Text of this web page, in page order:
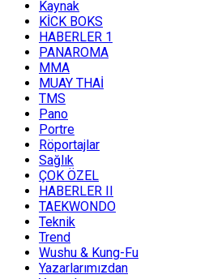
Kaynak
KİCK BOKS
HABERLER 1
PANAROMA
MMA
MUAY THAİ
TMS
Pano
Portre
Röportajlar
Sağlık
ÇOK ÖZEL
HABERLER II
TAEKWONDO
Teknik
Trend
Wushu & Kung-Fu
Yazarlarımızdan